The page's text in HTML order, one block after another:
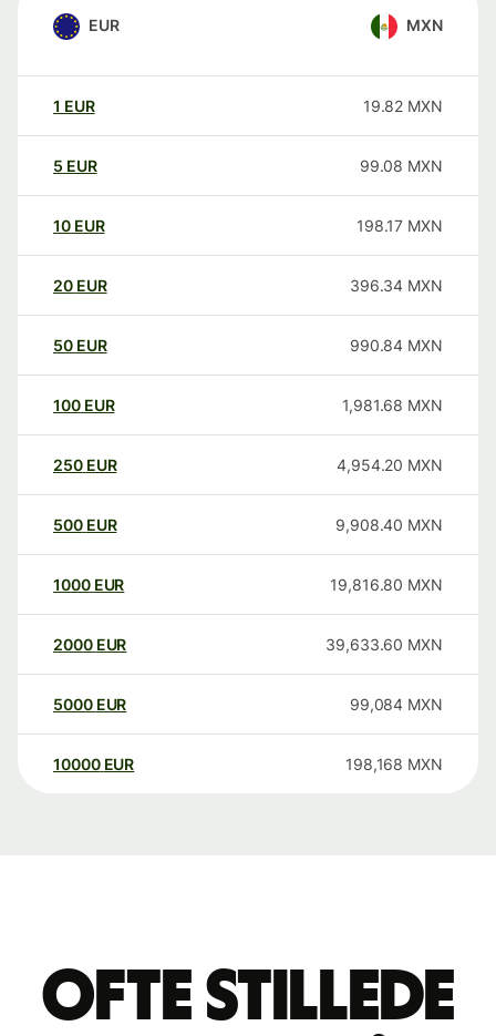
EUR MXN
1 EUR 19.82 MXN
5 EUR 99.08 MXN
10 EUR 198.17 MXN
20 EUR 396.34 MXN
50 EUR 990.84 MXN
100 EUR 1,981.68 MXN
250 EUR 4,954.20 MXN
500 EUR 9,908.40 MXN
1000 EUR 19,816.80 MXN
2000 EUR 39,633.60 MXN
5000 EUR 99,084 MXN
10000 EUR 198,168 MXN
Ofte stillede